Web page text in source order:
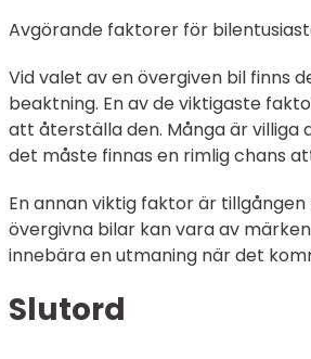
Avgörande faktorer för
Vid valet av en övergiven bil finns
beaktning. En av de viktigaste
att återställa den. Många är
det måste finnas en rimlig chans
En annan viktig faktor är
övergivna bilar kan vara av
innebära en utmaning när det
Slutord